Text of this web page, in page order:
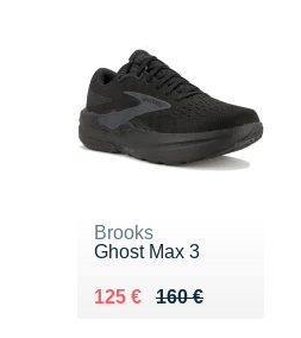
Brooks
Ghost Max 3
160 €
Au lieu de 160 €
125 €
Vendu 125 €